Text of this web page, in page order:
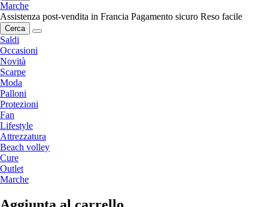
Marche
Assistenza post-vendita in Francia Pagamento sicuro Reso facile
Cerca
Saldi
Occasioni
Novità
Scarpe
Moda
Palloni
Protezioni
Fan
Lifestyle
Attrezzatura
Beach volley
Cure
Outlet
Marche